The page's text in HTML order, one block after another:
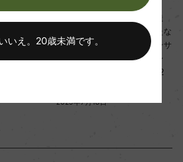
スタンクにて14日間のマセレーシ
マロラクティック醗酵
8カ月(225L)
世界最高峰の甘口ワインを造
る、ドメーヌ・コアペの新たな
挑戦！遅摘みのプティ・マンサ
ンで造られるオレンジワイン
「ミステール・ジョーヌ 202
2025年7月18日
いえ。20歳未満です。